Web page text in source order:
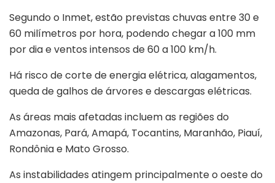
Segundo o Inmet, estão previstas chuvas entre 30 e
60 milímetros por hora, podendo chegar a 100 mm
por dia e ventos intensos de 60 a 100 km/h.
Há risco de corte de energia elétrica, alagamentos,
queda de galhos de árvores e descargas elétricas.
As áreas mais afetadas incluem as regiões do
Amazonas, Pará, Amapá, Tocantins, Maranhão, Piauí,
Rondônia e Mato Grosso.
As instabilidades atingem principalmente o oeste do